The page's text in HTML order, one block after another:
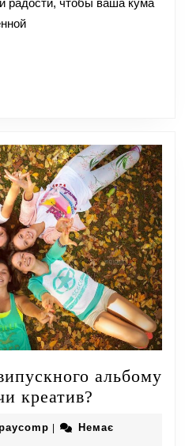
радости, чтобы ваша кума
альбому
креатив?
для
paycomp
Немає